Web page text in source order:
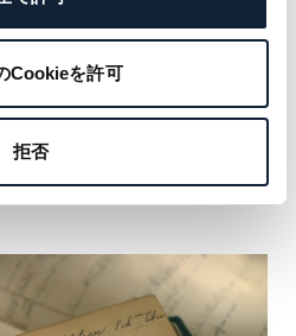
Cookieを許可
拒否
さと気品を物語っています。
た著名な名前を探り、ご自身
おつかみください。